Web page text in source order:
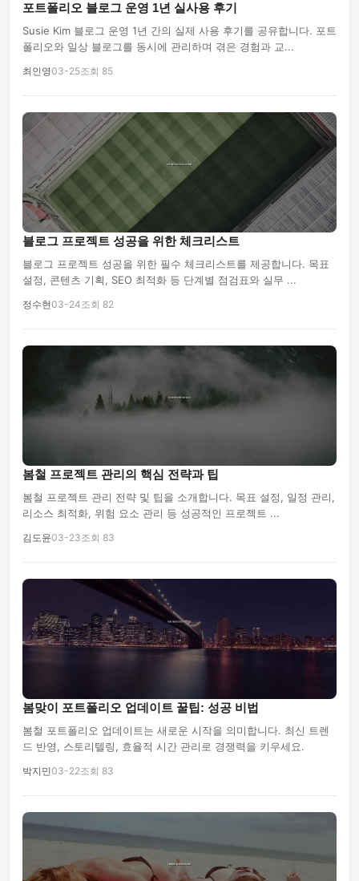
포트폴리오 블로그 운영 1년 실사용 후기
Susie Kim 블로그 운영 1년 간의 실제 사용 후기를 공유합니다. 포트
폴리오와 일상 블로그를 동시에 관리하며 겪은 경험과 교...
최인영03-25조회 85
블로그 프로젝트 성공을 위한 체크리스트
블로그 프로젝트 성공을 위한 필수 체크리스트를 제공합니다. 목표
설정, 콘텐츠 기획, SEO 최적화 등 단계별 점검표와 실무 ...
정수현03-24조회 82
봄철 프로젝트 관리의 핵심 전략과 팁
봄철 프로젝트 관리 전략 및 팁을 소개합니다. 목표 설정, 일정 관리,
리소스 최적화, 위험 요소 관리 등 성공적인 프로젝트 ...
김도윤03-23조회 83
봄맞이 포트폴리오 업데이트 꿀팁: 성공 비법
봄철 포트폴리오 업데이트는 새로운 시작을 의미합니다. 최신 트렌
드 반영, 스토리텔링, 효율적 시간 관리로 경쟁력을 키우세요.
박지민03-22조회 83